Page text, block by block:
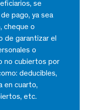
se
pago, ya sea
cheque o
de garantizar el
o
no cubiertos por
deducibles,
en cuarto,
etc.